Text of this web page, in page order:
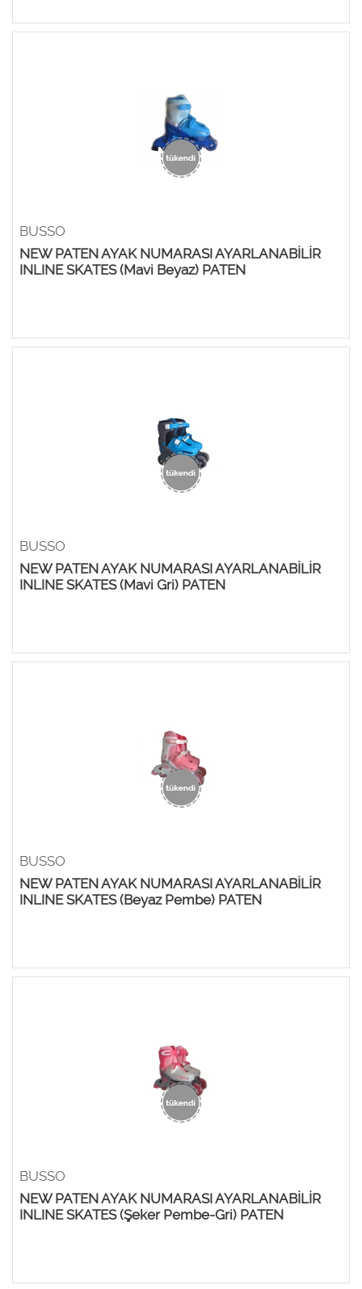
BUSSO
NEW PATEN AYAK NUMARASI AYARLANABİLİR
INLINE SKATES (Mavi Beyaz) PATEN
BUSSO
NEW PATEN AYAK NUMARASI AYARLANABİLİR
INLINE SKATES (Mavi Gri) PATEN
BUSSO
NEW PATEN AYAK NUMARASI AYARLANABİLİR
INLINE SKATES (Beyaz Pembe) PATEN
BUSSO
NEW PATEN AYAK NUMARASI AYARLANABİLİR
INLINE SKATES (Şeker Pembe-Gri) PATEN